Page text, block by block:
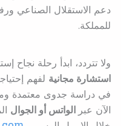
دعم الاستقلال الصناعي
للمملكة.
ولا تتردد، ابدأ رحلة نجاح
استشارة مجانيةلفهم
في دراسة جدوى معتمدة
الآن عبرالواتس أو الجوال